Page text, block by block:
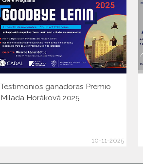
Testimonios ganadoras Premio
Milada Horáková 2025
10-11-2025